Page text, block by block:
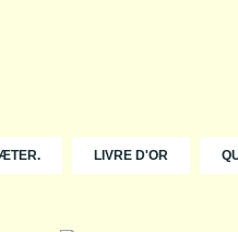
LIVRE D'OR